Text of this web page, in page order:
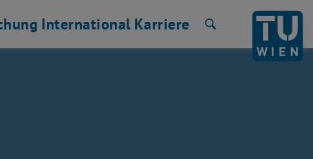
International Karriere